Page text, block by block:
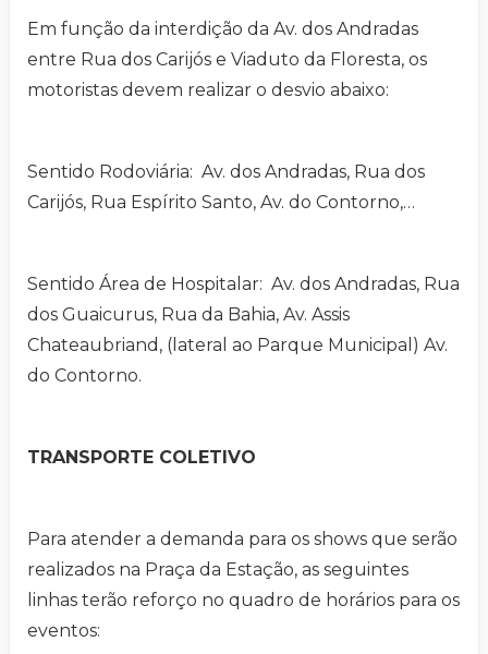
Em função da interdição da Av. dos Andradas
entre Rua dos Carijós e Viaduto da Floresta, os
motoristas devem realizar o desvio abaixo:
Sentido Rodoviária: Av. dos Andradas, Rua dos
Carijós, Rua Espírito Santo, Av. do Contorno,…
Sentido Área de Hospitalar: Av. dos Andradas, Rua
dos Guaicurus, Rua da Bahia, Av. Assis
Chateaubriand, (lateral ao Parque Municipal) Av.
do Contorno.
TRANSPORTE COLETIVO
Para atender a demanda para os shows que serão
realizados na Praça da Estação, as seguintes
linhas terão reforço no quadro de horários para os
eventos: